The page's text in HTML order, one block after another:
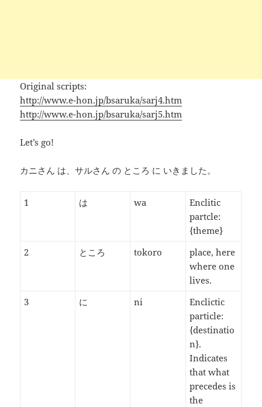
Original scripts:
http://www.e-hon.jp/bsaruka/sarj4.htm
http://www.e-hon.jp/bsaruka/sarj5.htm
Let’s go!
カニさん は、サルさん の ところ に いきました。
1 は wa
Enclitic
partcle:
{theme}
2
ところ tokoro
place, here
where one
lives.
3
に ni
Enclictic
particle:
{destinatio
n}.
Indicates
that what
precedes is
the